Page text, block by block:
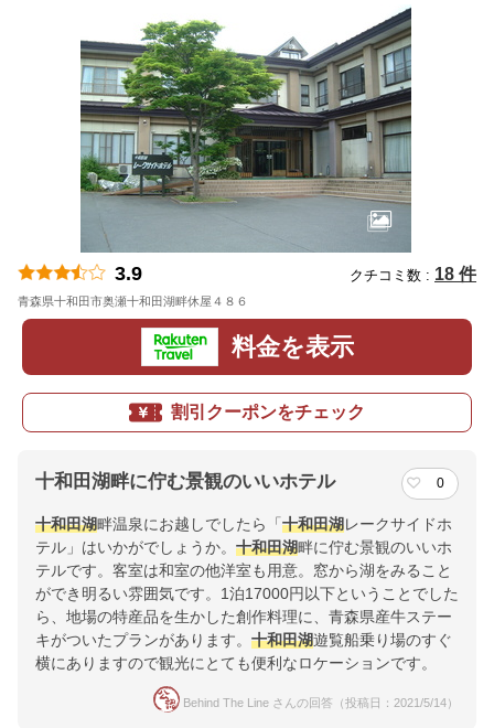
3.9 クチコミ数 : 18 件
青森県十和田市奥瀬十和田湖畔休屋４８６
料金を表示
割引クーポンをチェック
十和田湖畔に佇む景観のいいホテル 0
十和田湖畔温泉にお越しでしたら「 十和田湖レークサイドホ
テル」はいかがでしょうか。 十和田湖畔に佇む景観のいいホ
テルです。客室は和室の他洋室も用意。窓から湖をみること
ができ明るい雰囲気です。1泊17000円以下ということでした
ら、地場の特産品を生かした創作料理に、青森県産牛ステー
キがついたプランがあります。 十和田湖遊覧船乗り場のすぐ
横にありますので観光にとても便利なロケーションです。
Behind The Line さんの回答（投稿日：2021/5/14）